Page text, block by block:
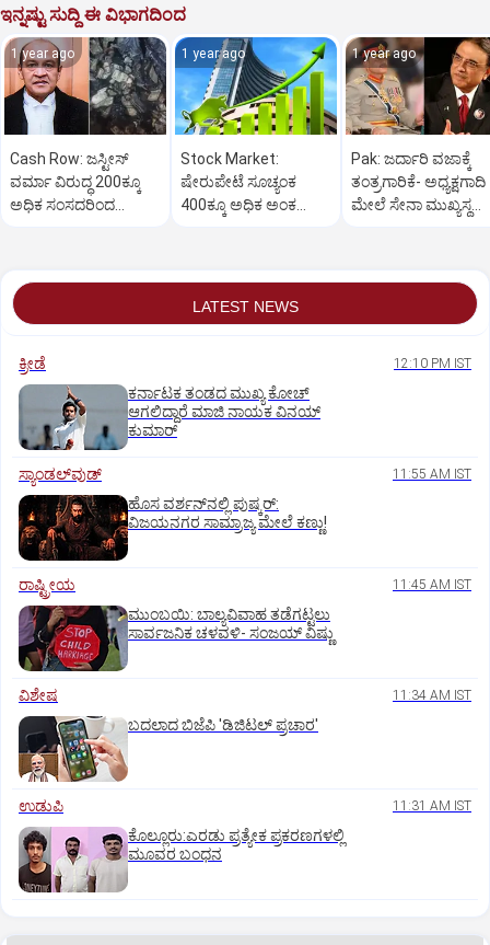
ಇನ್ನಷ್ಟು ಸುದ್ದಿ ಈ ವಿಭಾಗದಿಂದ
1 year ago
Cash Row: ಜಸ್ಟೀಸ್‌
ವರ್ಮಾ ವಿರುದ್ಧ 200ಕ್ಕೂ
ಅಧಿಕ ಸಂಸದರಿಂದ
1 year ago
Stock Market:
ಷೇರುಪೇಟೆ ಸೂಚ್ಯಂಕ
400ಕ್ಕೂ ಅಧಿಕ ಅಂಕ
1 year ago
Pak: ಜರ್ದಾರಿ ವಜಾಕ್ಕೆ
ತಂತ್ರಗಾರಿಕೆ- ಅಧ್ಯಕ್ಷಗಾದಿ
ಮೇಲೆ ಸೇನಾ ಮುಖ್ಯಸ್ಥ
LATEST NEWS
ಕ್ರೀಡೆ 12:10 PM IST
ಕರ್ನಾಟಕ ತಂಡದ ಮುಖ್ಯ ಕೋಚ್‌
ಆಗಲಿದ್ದಾರೆ ಮಾಜಿ ನಾಯಕ ವಿನಯ್‌
ಕುಮಾರ್
ಸ್ಯಾಂಡಲ್‌ವುಡ್‌ 11:55 AM IST
ಹೊಸ ವರ್ಶನ್‌ನಲ್ಲಿ ಪುಷ್ಕರ್‌:
ವಿಜಯನಗರ ಸಾಮ್ರಾಜ್ಯ ಮೇಲೆ ಕಣ್ಣು!
ರಾಷ್ಟ್ರೀಯ 11:45 AM IST
ಮುಂಬಯಿ: ಬಾಲ್ಯವಿವಾಹ ತಡೆಗಟ್ಟಲು
ಸಾರ್ವಜನಿಕ ಚಳವಳಿ- ಸಂಜಯ್‌ ವಿಷ್ಣು
ವಿಶೇಷ 11:34 AM IST
ಬದಲಾದ ಬಿಜೆಪಿ 'ಡಿಜಿಟಲ್‌ ಪ್ರಚಾರ'
ಉಡುಪಿ 11:31 AM IST
ಕೊಲ್ಲೂರು:ಎರಡು ಪ್ರತ್ಯೇಕ ಪ್ರಕರಣಗಳಲ್ಲಿ
ಮೂವರ ಬಂಧನ